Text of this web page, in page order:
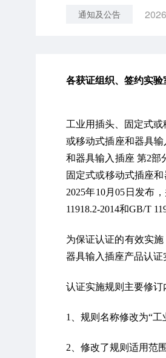
通知及公告
各获证组织、签约实验
工业用插头、固定式或
或移动式插座和器具输
和器具输入插座 第2部
固定式或移动式插座
2025年10月05日发布
11918.2-2014和GB/T
为保证认证的有效实
器具输入插座产品认证
认证实施规则主要修订
1、规则名称修改为“
2、修改了规则适用范围